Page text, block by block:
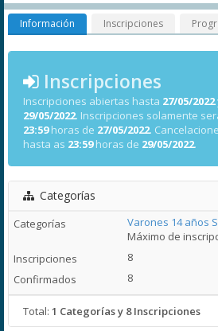
Información Inscripciones
Inscripciones
Inscripciones abiertas hasta 27/05/2022
29/05/2022. Inscripciones solamente
23:59horas de 27/05/2022.
hasta as 23:59horas de 29/05/2022.
Categorías
Varones 14 años
Máximo de
8
8
Total: 1 Categorías y 8 Inscripciones